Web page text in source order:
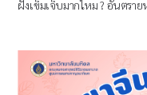
ฝังเข็มเจ็บมากไหม ? อันตรา